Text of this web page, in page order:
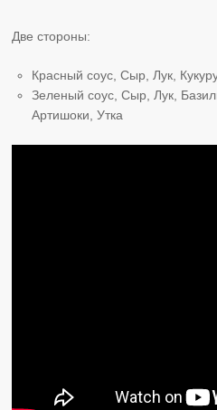
Две стороны:
Красный соус, Сыр, Лук,
Зеленый соус, Сыр, Лук,
Артишоки, Утка